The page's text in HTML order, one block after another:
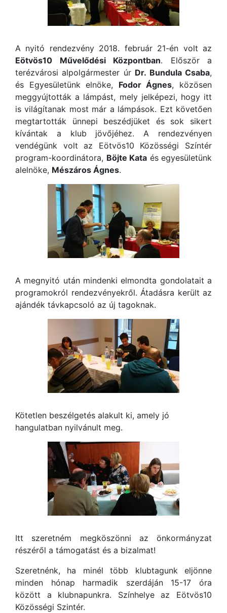
A nyitó rendezvény 2018. február 21-én volt az
Eötvös10 Művelődési Központban. Először a
terézvárosi alpolgármester úr Dr. Bundula Csaba,
és Egyesületünk elnöke, Fodor Ágnes, közösen
meggyújtották a lámpást, mely jelképezi, hogy itt
is világítanak most már a lámpások. Ezt követően
megtartották ünnepi beszédjüket és sok sikert
kívántak a klub jövőjéhez. A rendezvényen
vendégünk volt az Eötvös10 Közösségi Színtér
program-koordinátora, Böjte Kata és egyesületünk
alelnöke, Mészáros Ágnes.
A megnyitó után mindenki elmondta gondolatait a
programokról rendezvényekről. Átadásra került az
ajándék távkapcsoló az új tagoknak.
Kötetlen beszélgetés alakult ki, amely jó
hangulatban nyilvánult meg.
Itt szeretném megköszönni az önkormányzat
részéről a támogatást és a bizalmat!
Szeretnénk, ha minél több klubtagunk eljönne
minden hónap harmadik szerdáján 15-17 óra
között a klubnapunkra. Színhelye az Eötvös10
Közösségi Szintér.